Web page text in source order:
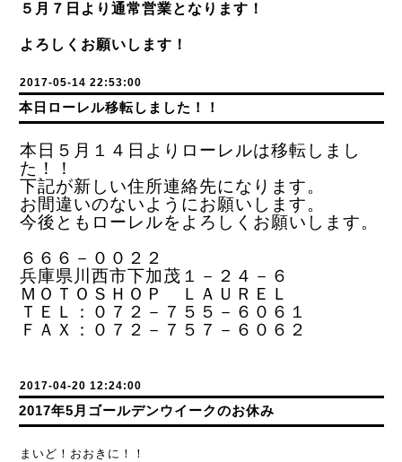
５月７日より通常営業となります！
よろしくお願いします！
2017-05-14 22:53:00
本日ローレル移転しました！！
本日５月１４日よりローレルは移転しまし
た！！
下記が新しい住所連絡先になります。
お間違いのないようにお願いします。
今後ともローレルをよろしくお願いします。
６６６－００２２
兵庫県川西市下加茂１－２４－６
ＭＯＴＯＳＨＯＰ ＬＡＵＲＥＬ
ＴＥＬ：０７２－７５５－６０６１
ＦＡＸ：０７２－７５７－６０６２
2017-04-20 12:24:00
2017年5月ゴールデンウイークのお休み
まいど！おおきに！！